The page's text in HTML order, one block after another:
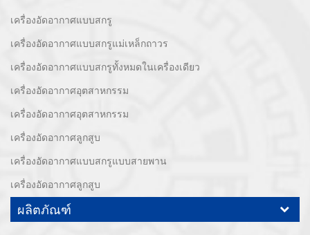
ประสบการณ์ 30 ปี จาก การหล่อชิ้นส่วนที่สำคัญที่สุดไปยังภาชนะรับแรงดัน
มอเตอร์ไฟฟ้าการแปรรูปชิ้นส่วนและอุปกรณ์ที่มีความแม่นยำ การประกอบ.
นอกจากนี้ บริษัท ของเราได้พัฒนากระบวนการหลักของเซอร์โวมอเตอร์แม่
เหล็กถาวรและได้รับสิทธิบัตรทางเทคนิคที่เกี่ยวข้องเพื่อนำไปสู่การ
พัฒนาการอนุรักษ์พลังงานแห่งชาติและการปกป้องสิ่งแวดล้อม เทคโนโลยี
เครื่องอัดอากาศแบบสกรู
เครื่องอัดอากาศแบบสกรูแม่เหล็กถาวร
เครื่องอัดอากาศแบบสกรูทั้งหมดในเครื่องเดียว
เครื่องอัดอากาศอุตสาหกรรม
เครื่องอัดอากาศอุตสาหกรรม
เครื่องอัดอากาศลูกสูบ
เครื่องอัดอากาศแบบสกรูแบบสายพาน
เครื่องอัดอากาศลูกสูบ
ผลิตภัณฑ์